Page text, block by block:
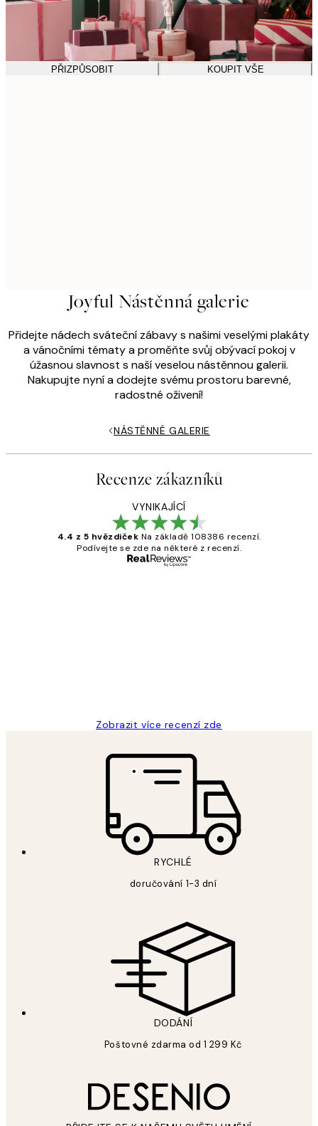
PŘIZPŮSOBIT KOUPIT VŠE
Joyful Nástěnná galerie
Přidejte nádech sváteční zábavy s našimi veselými plakáty
a vánočními tématy a proměňte svůj obývací pokoj v
úžasnou slavnost s naší veselou nástěnnou galerii.
Nakupujte nyní a dodejte svému prostoru barevné,
radostné oživení!
NÁSTĚNNÉ GALERIE
Recenze zákazníků
VYNIKAJÍCÍ
4.4 z 5 hvězdiček Na základě 108386 recenzí.
Podívejte se zde na některé z recenzí.
Zobrazit více recenzí zde
RYCHLÉ
doručování 1-3 dní
DODÁNÍ
Poštovné zdarma od 1 299 Kč